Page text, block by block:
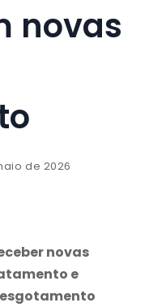
novas
de 2026
novas
e